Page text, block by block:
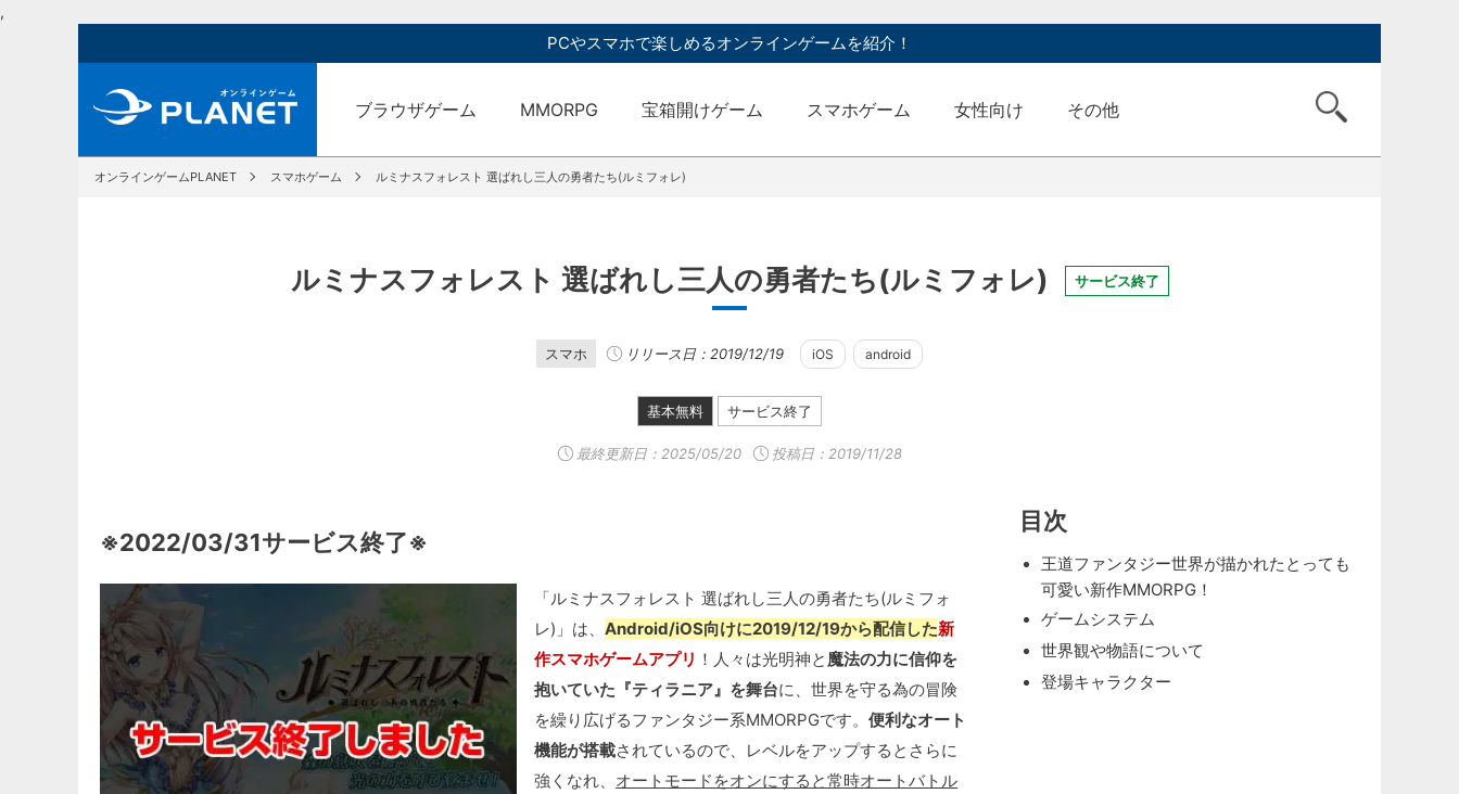
,
PCやスマホで楽しめるオンラインゲームを紹介！
ブラウザゲーム MMORPG 宝箱開けゲーム スマホゲーム 女性向け その他
オンラインゲームPLANET スマホゲーム ルミナスフォレスト 選ばれし三人の勇者たち(ルミフォレ)
ルミナスフォレスト 選ばれし三人の勇者たち(ルミフォレ) サービス終了
スマホ リリース日：2019/12/19 iOS android
基本無料 サービス終了
最終更新日： 2025/05/20 投稿日：2019/11/28
※2022/03/31サービス終了※
「ルミナスフォレスト 選ばれし三人の勇者たち(ルミフォ
レ)」は、Android/iOS向けに2019/12/19から配信した新
作スマホゲームアプリ ！人々は光明神と 魔法の力に信仰を
抱いていた『ティラニア』を舞台に、世界を守る為の冒険
を繰り広げるファンタジー系MMORPGです。便利なオート
機能が搭載されているので、レベルをアップするとさらに
強くなれ、 オートモードをオンにすると常時オートバトル
目次
王道ファンタジー世界が描かれたとっても
可愛い新作MMORPG！
ゲームシステム
世界観や物語について
登場キャラクター